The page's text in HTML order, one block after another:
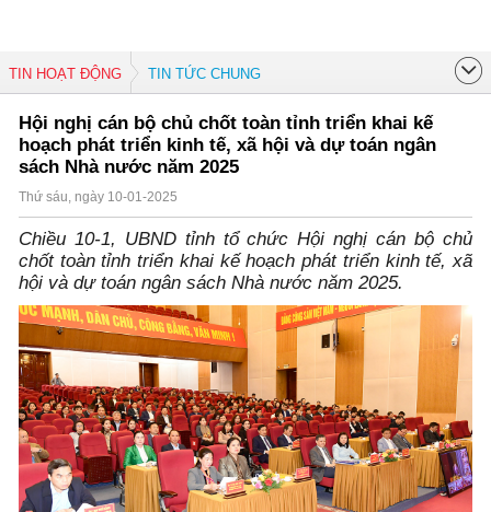
TIN HOẠT ĐỘNG TIN TỨC CHUNG
Hội nghị cán bộ chủ chốt toàn tỉnh triển khai kế
hoạch phát triển kinh tế, xã hội và dự toán ngân
sách Nhà nước năm 2025
Thứ sáu, ngày 10-01-2025
Chiều 10-1, UBND tỉnh tổ chức Hội nghị cán bộ chủ
chốt toàn tỉnh triển khai kế hoạch phát triển kinh tế, xã
hội và dự toán ngân sách Nhà nước năm 2025.